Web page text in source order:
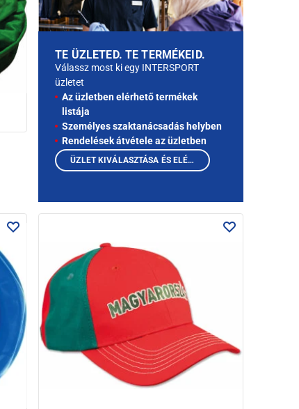
TE ÜZLETED. TE TERMÉKEID.
Válassz most ki egy INTERSPORT
üzletet
Az üzletben elérhető termékek
listája
Személyes szaktanácsadás helyben
Rendelések átvétele az üzletben
ÜZLET KIVÁLASZTÁSA ÉS ELÉRHETŐ TERMÉKEK MEGTEKINTÉSE